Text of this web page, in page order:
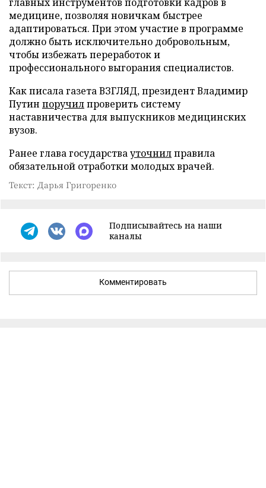
медицине, позволяя новичкам быстрее
адаптироваться. При этом участие в программе
должно быть исключительно добровольным,
чтобы избежать переработок и
профессионального выгорания специалистов.
Как писала газета ВЗГЛЯД, президент Владимир
Путин поручилпроверить систему
наставничества для выпускников медицинских
вузов.
Ранее глава государствауточнилправила
обязательной отработки молодых врачей.
Текст: Дарья Григоренко
Подписывайтесь на наши
каналы
Комментировать